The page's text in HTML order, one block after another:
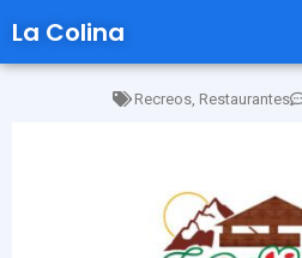
La Colina
Recreos, Restaurantes